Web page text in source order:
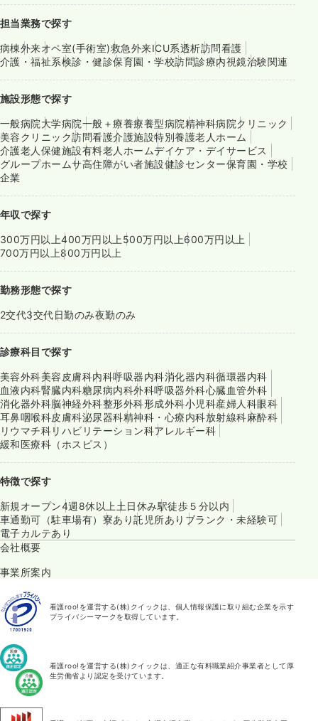
担当業務で探す
病棟外来オペ室(手術室)救急外来ICU系透析訪問看護
介護・福祉系検診・健診保育園・学校訪問診療内視鏡治験関連
施設形態で探す
一般病院大学病院一般＋療養療養型病院精神科病院クリニック
美容クリニック訪問看護介護施設特別養護老人ホーム
介護老人保健施設有料老人ホームデイケア・デイサービス
グループホームサ高住障がい者施設健診センター保育園・学校
企業
年収で探す
300万円以上400万円以上 500万円以上600万円以上
700万円以上800万円以上
勤務形態で探す
2交代3交代日勤のみ夜勤のみ
診療科目で探す
美容外科美容皮膚科内科呼吸器内科消化器内科循環器内科
血液内科腎臓内科糖尿病内科外科呼吸器外科心臓血管外科
消化器外科脳神経外科整形外科形成外科小児科産婦人科眼科
耳鼻咽喉科皮膚科泌尿器科精神科・心療内科放射線科麻酔科
リウマチ科リハビリテーション科アレルギー科
緩和医療科（ホスピス）
特徴で探す
新規オープン4週8休以上 土日休み駅徒歩５分以内
車通勤可（駐車場有） 寮あり託児所あり ブランク・未経験可
電子カルテあり
会社概要
事業所案内
看護roo!を運営する(株)クイックは、個人情報保護に取り組む企業を示す
プライバシーマークを取得しています。
看護roo!を運営する(株)クイックは、適正な有料職業紹介事業者として厚
生労働省より認定を受けています。